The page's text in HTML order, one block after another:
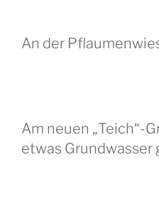
An der
Am neuen „Teich“-
etwas Grundwasser